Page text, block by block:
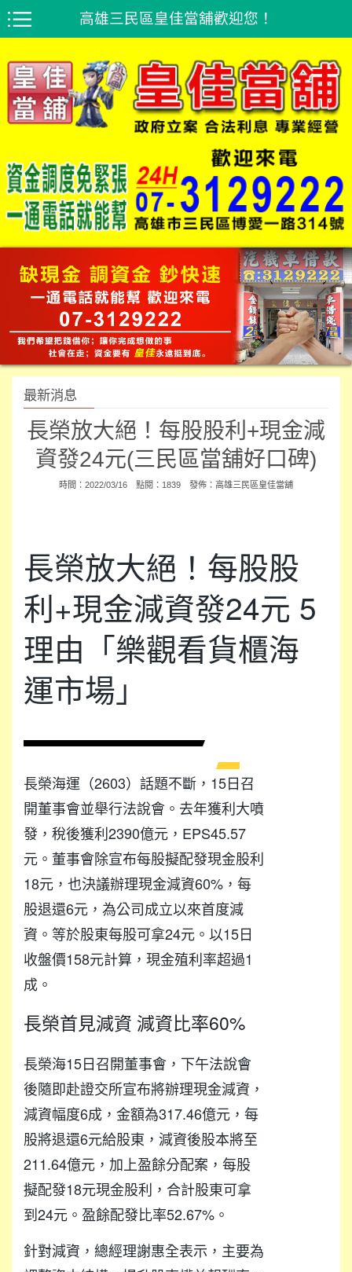
高雄三民區皇佳當舖歡迎您！
最新消息
長榮放大絕！每股股利+現金減
資發24元(三民區當舖好口碑)
時間：2022/03/16 點閱：1839 發佈： 高雄三民區皇佳當舖
長榮放大絕！每股股
利+現金減資發24元 5
理由「樂觀看貨櫃海
運市場」
長榮海運（2603）話題不斷，15日召
開董事會並舉行法說會。去年獲利大噴
發，稅後獲利2390億元，EPS45.57
元。董事會除宣布每股擬配發現金股利
18元，也決議辦理現金減資60%，每
股退還6元，為公司成立以來首度減
資。等於股東每股可拿24元。以15日
收盤價158元計算，現金殖利率超過1
成。
長榮首見減資 減資比率60%
長榮海15日召開董事會，下午法說會
後隨即赴證交所宣布將辦理現金減資，
減資幅度6成，金額為317.46億元，每
股將退還6元給股東，減資後股本將至
211.64億元，加上盈餘分配案，每股
擬配發18元現金股利，合計股東可拿
到24元。盈餘配發比率52.67%。
針對減資，總經理謝惠全表示，主要為